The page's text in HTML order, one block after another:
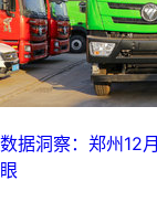
数据洞察：郑州12
眼